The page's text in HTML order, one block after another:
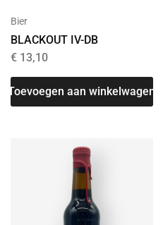
Bier
BLACKOUT IV-DB
€ 13,10
Toevoegen aan winkelwagen